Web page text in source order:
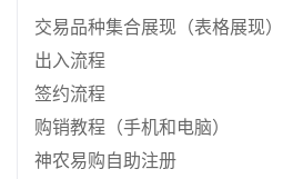
交易品种集合展现（表格展现）
出入流程
签约流程
购销教程（手机和电脑）
神农易购自助注册